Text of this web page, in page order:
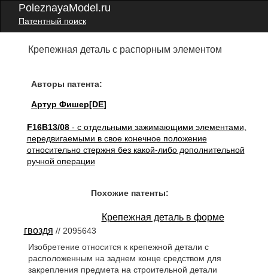
PoleznayaModel.ru
Патентный поиск
Крепежная деталь с распорным элементом
Авторы патента:
Артур Фишер[DE]
F16B13/08- с отдельными зажимающими элементами,
передвигаемыми в свое конечное положение
относительно стержня без какой-либо дополнительной
ручной операции
Похожие патенты:
Крепежная деталь в форме
гвоздя // 2095643
Изобретение относится к крепежной детали с
расположенным на заднем конце средством для
закрепления предмета на строительной детали